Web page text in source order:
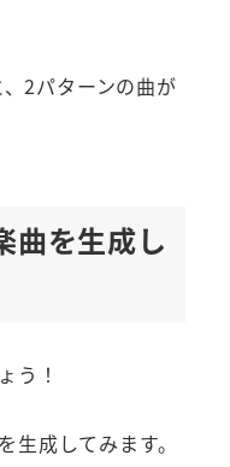
2パターンの曲が
曲を生成し
う！
生成してみます。